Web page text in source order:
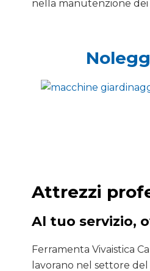
nella manutenzione
Attrezzi
Al tuo servizio,
Ferramenta Vivaistica
lavorano nel settore